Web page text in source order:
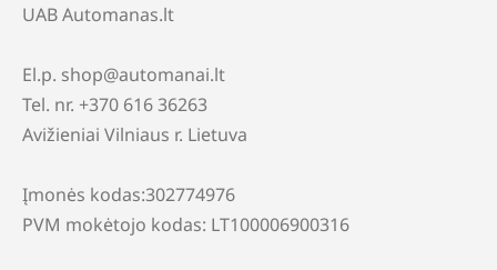
UAB Automanas.lt
El.p. shop@automanai.lt
Tel. nr. +370 616 36263
Avižieniai Vilniaus r. Lietuva
Įmonės kodas:302774976
PVM mokėtojo kodas: LT100006900316